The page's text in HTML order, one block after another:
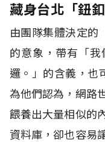
藏身台北「鈕
由團隊集體決定的
的意象，帶有「
邏。」的含義，也
為他們認為，網路
餵養出大量相似的
資料庫，卻也容易